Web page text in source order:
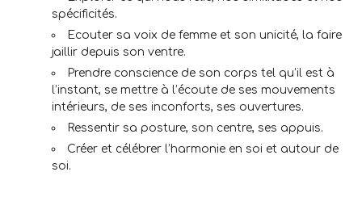
spécificités.
Ecouter sa voix de femme et son unicité, la faire
jaillir depuis son ventre.
Prendre conscience de son corps tel qu’il est à
l’instant, se mettre à l’écoute de ses mouvements
intérieurs, de ses inconforts, ses ouvertures.
Ressentir sa posture, son centre, ses appuis.
Créer et célébrer l’harmonie en soi et autour de
soi.